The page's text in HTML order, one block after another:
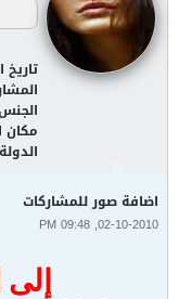
مكان
اضافة صور للمشاركات
02-10-2010, 09:48 PM